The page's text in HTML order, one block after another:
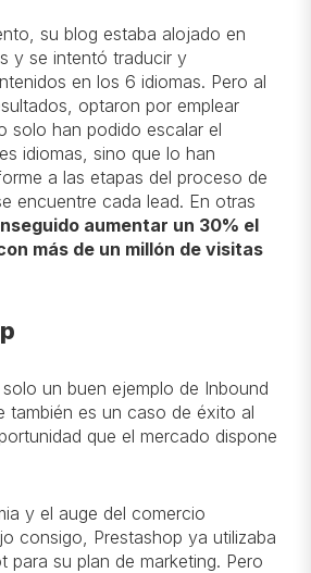
su blog estaba alojado en
y se intentó traducir y
en los 6 idiomas. Pero al
optaron por emplear
solo han podido escalar el
idiomas, sino que lo han
a las etapas del proceso de
encuentre cada lead. En otras
aumentar un 30% el
más de un millón de visitas
un buen ejemplo de Inbound
también es un caso de éxito al
que el mercado dispone
y el auge del comercio
consigo, Prestashop ya utilizaba
para su plan de marketing. Pero